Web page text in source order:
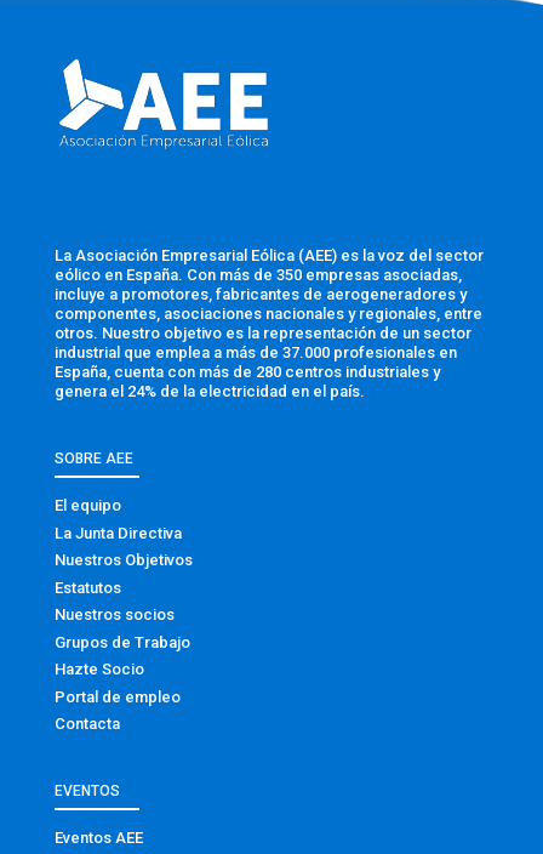
La Asociación Empresarial Eólica (AEE) es la voz del sector
eólico en España. Con más de 350 empresas asociadas,
incluye a promotores, fabricantes de aerogeneradores y
componentes, asociaciones nacionales y regionales, entre
otros. Nuestro objetivo es la representación de un sector
industrial que emplea a más de 37.000 profesionales en
España, cuenta con más de 280 centros industriales y
genera el 24% de la electricidad en el país.
SOBRE AEE
El equipo
La Junta Directiva
Nuestros Objetivos
Estatutos
Nuestros socios
Grupos de Trabajo
Hazte Socio
Portal de empleo
Contacta
EVENTOS
Eventos AEE